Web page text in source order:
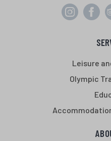
Leisure
Olympic